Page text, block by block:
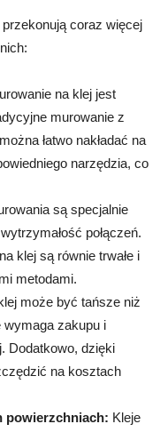
coraz więcej
na klej jest
murowanie z
łatwo nakładać na
narzędzia, co
są specjalnie
połączeń.
klej są równie trwałe i
metodami.
może być tańsze niż
wymaga zakupu i
Dodatkowo, dzięki
na kosztach
powierzchniach: Kleje